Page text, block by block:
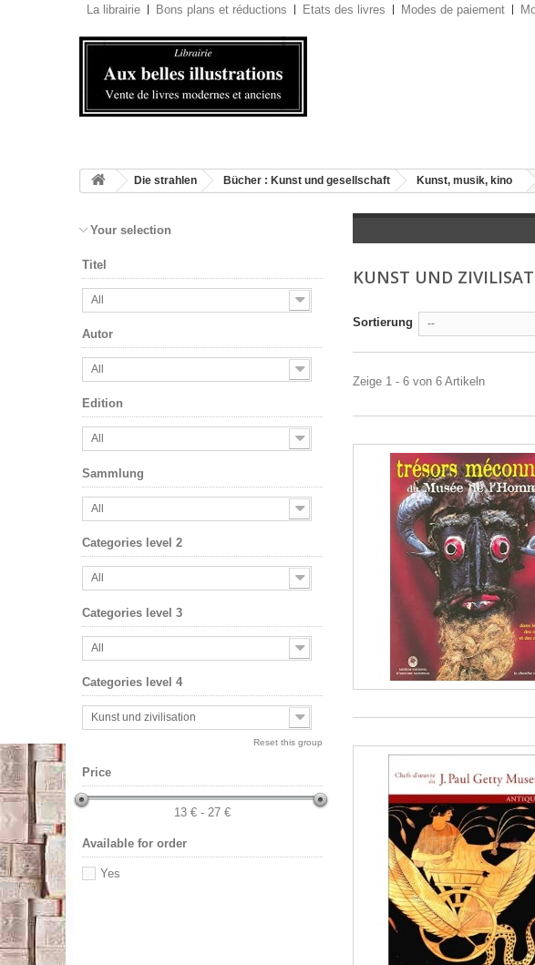
La librairie Bons plans et réductions Etats des livres Modes de paiement
Die strahlen Bücher : Kunst und gesellschaft Kunst, musik, kino
Your selection
Titel
All
Autor
All
Edition
All
Sammlung
All
Categories level 2
All
Categories level 3
All
Categories level 4
Kunst und zivilisation
Reset this group
Price
13 € - 27 €
Available for order
Yes
KUNST UND
Sortierung --
Zeige 1 - 6 von 6 Artikeln